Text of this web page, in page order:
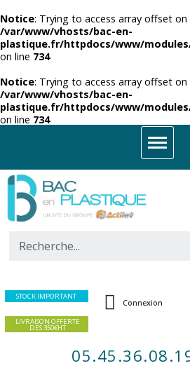
Notice: Trying to access array offset
/var/www/vhosts/bac-en-
plastique.fr/httpdocs/www/
on line 734
Notice: Trying to access array offset
/var/www/vhosts/bac-en-
plastique.fr/httpdocs/www/
on line 734
STOCK IMPORTANT
LIVRAISON OFFERTE
DES 350€HT
Connexion